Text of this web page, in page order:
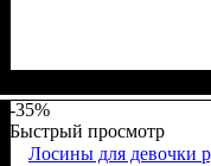
-35%
Быстрый просмотр
Лосины для девочки